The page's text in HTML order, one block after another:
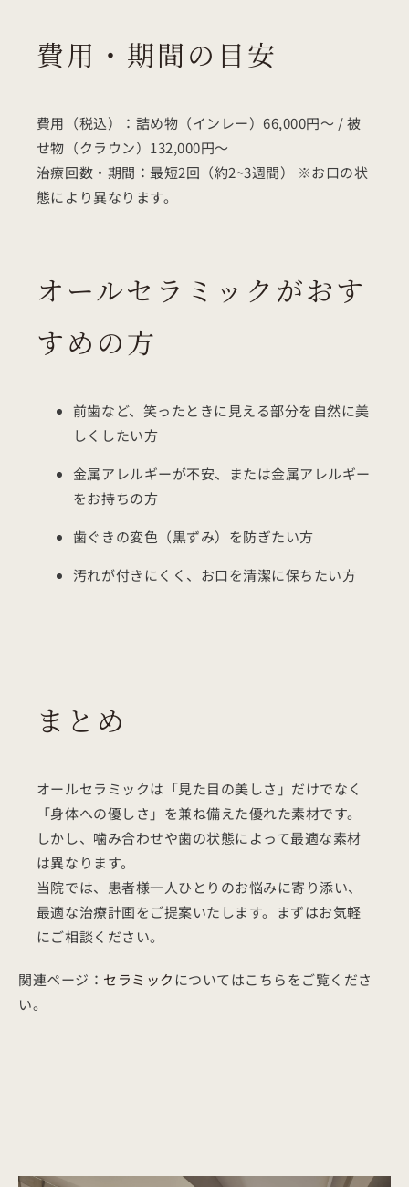
費用・期間の目安
費用（税込）：詰め物（インレー）66,000円〜 / 被
せ物（クラウン）132,000円〜
治療回数・期間：最短2回（約2~3週間） ※お口の状
態により異なります。
オールセラミックがおす
すめの方
前歯など、笑ったときに見える部分を自然に美
しくしたい方
金属アレルギーが不安、または金属アレルギー
をお持ちの方
歯ぐきの変色（黒ずみ）を防ぎたい方
汚れが付きにくく、お口を清潔に保ちたい方
まとめ
オールセラミックは「見た目の美しさ」だけでなく
「身体への優しさ」を兼ね備えた優れた素材です。
しかし、噛み合わせや歯の状態によって最適な素材
は異なります。
当院では、患者様一人ひとりのお悩みに寄り添い、
最適な治療計画をご提案いたします。まずはお気軽
にご相談ください。
関連ページ： セラミック についてはこちらをご覧くださ
い。